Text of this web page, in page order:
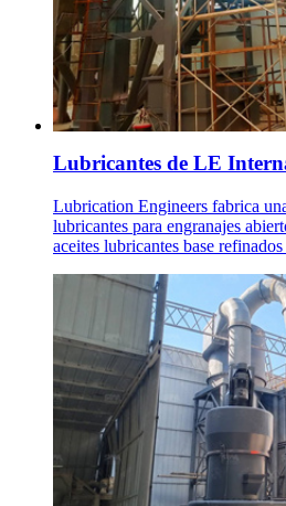
Lubricantes de LE
Lubrication Engineers fabrica
lubricantes para engranajes
aceites lubricantes base